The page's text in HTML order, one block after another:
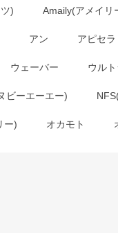
) Amaily(アメイリ
アン アピセラ
ウェーバー ウル
ビーエーエー)
ー) オカモト